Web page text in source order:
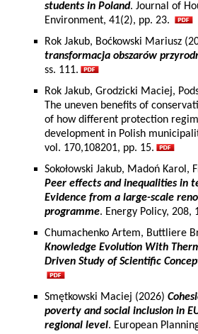
students in Poland. Journal of
Environment, 41(2), pp. 23.
Rok Jakub, Boćkowski Mariusz
transformacja obszarów
ss. 111.
Rok Jakub, Grodzicki Maciej,
The uneven benefits of
of how different protection
development in Polish
vol. 170,108201, pp. 15.
Sokołowski Jakub, Madoń Karol,
Peer effects and inequalities in
Evidence from a large-scale
programme. Energy Policy, 208,
Chumachenko Artem, Buttliere
Knowledge Evolution With
Driven Study of Scientific
Smętkowski Maciej (2026)
poverty and social inclusion in
regional level. European